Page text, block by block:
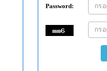
Password: